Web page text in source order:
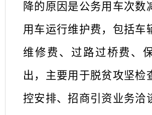
降的原因是公务用车次数
用车运行维护费，包括车
维修费、过路过桥费、
出，主要用于脱贫攻坚检
控安排、招商引资业务洽